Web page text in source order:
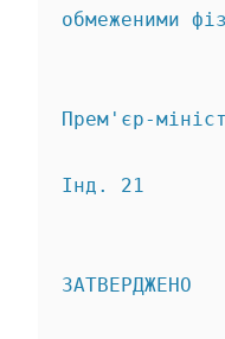
обмеженими
Прем'єр-
Інд. 21
ЗАТВЕРДЖЕНО